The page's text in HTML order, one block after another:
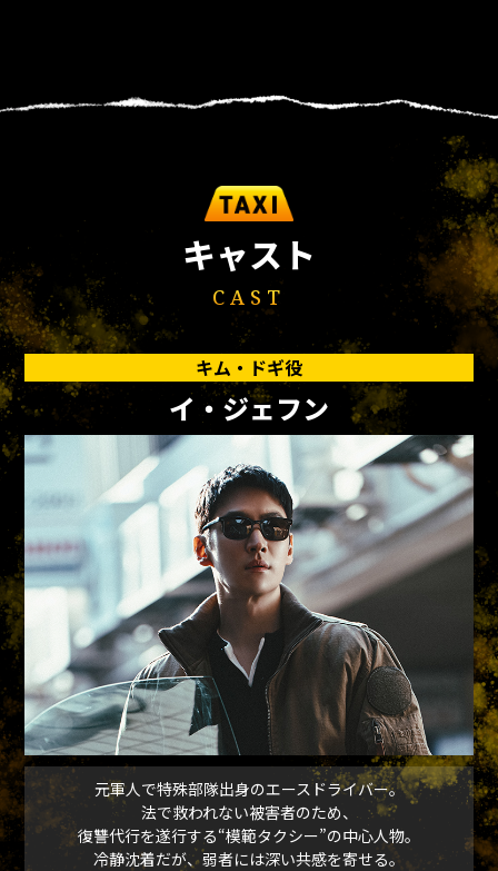
キャスト
CAST
キム・ドギ役
イ・ジェフン
元軍人で特殊部隊出身のエースドライバー。
法で救われない被害者のため、
復讐代行を遂行する“模範タクシー”の中心人物。
冷静沈着だが、弱者には深い共感を寄せる。